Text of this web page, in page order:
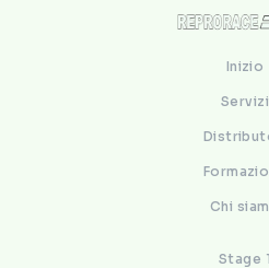
Inizio
Servizi
Chi
Stage 1